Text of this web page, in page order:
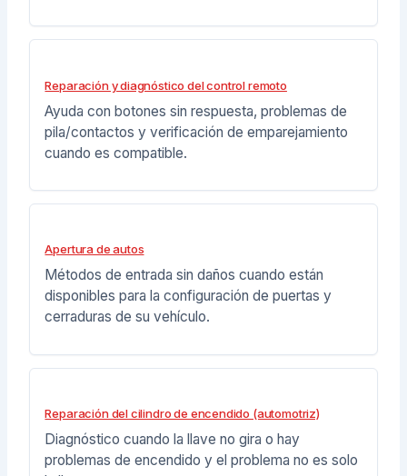
Reparación y diagnóstico del control remoto
Ayuda con botones sin respuesta, problemas de
pila/contactos y verificación de emparejamiento
cuando es compatible.
Apertura de autos
Métodos de entrada sin daños cuando están
disponibles para la configuración de puertas y
cerraduras de su vehículo.
Reparación del cilindro de encendido (automotriz)
Diagnóstico cuando la llave no gira o hay
problemas de encendido y el problema no es solo